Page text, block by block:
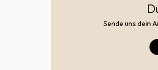
Sende uns dein